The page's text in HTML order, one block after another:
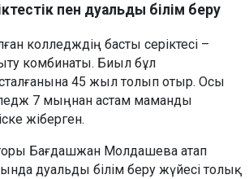
пен дуальды білім беру
колледждің басты серіктесі –
комбинаты. Биыл бұл
45 жыл толып отыр. Осы
7 мыңнан астам маманды
жіберген.
Бағдашжан Молдашева атап
дуальды білім беру жүйесі толық